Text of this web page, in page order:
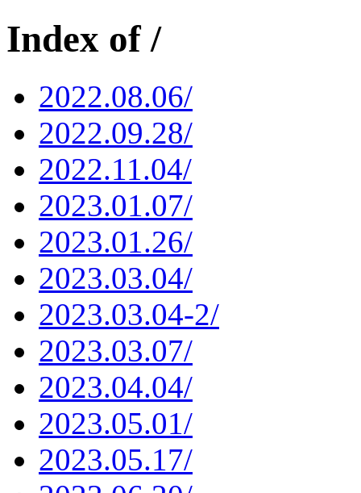
Index of /
2022.08.06/
2022.09.28/
2022.11.04/
2023.01.07/
2023.01.26/
2023.03.04/
2023.03.04-2/
2023.03.07/
2023.04.04/
2023.05.01/
2023.05.17/